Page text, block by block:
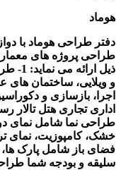
هوماد
دفتر طراحی هوماد با
طراحی پروژه های
ذیل
اجرا، بازسازی و
طراحی نما شامل نمای
فضای باز شامل پارک ها،
سلیقه و بودجه شما